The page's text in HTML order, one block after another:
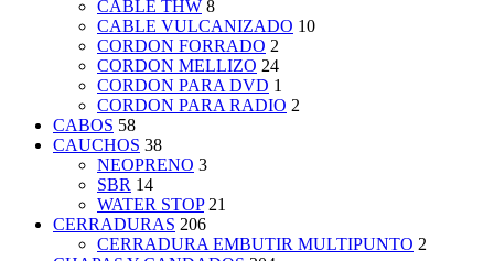
CABLE THW 8
CABLE VULCANIZADO 10
CORDON FORRADO 2
CORDON MELLIZO 24
CORDON PARA DVD 1
CORDON PARA RADIO 2
CABOS 58
CAUCHOS 38
NEOPRENO 3
SBR 14
WATER STOP 21
CERRADURAS 206
CERRADURA EMBUTIR MULTIPUNTO 2